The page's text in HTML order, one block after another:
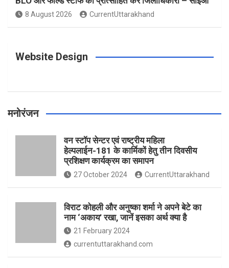
k a s
8 August 2026 CurrentUttarakhand
Website Design
मनोरंजन
वन स्टॉप सेन्टर एवं राष्ट्रीय महिला
हेल्पलाईन-181 के कार्मिकों हेतु तीन दिवसीय
प्रशिक्षण कार्यक्रम का समापन
27 October 2024 CurrentUttarakhand
विराट कोहली और अनुष्का शर्मा ने अपने बेटे का
नाम ‘अकाय’ रखा, जानें इसका अर्थ क्‍या है
21 February 2024
currentuttarakhand.com